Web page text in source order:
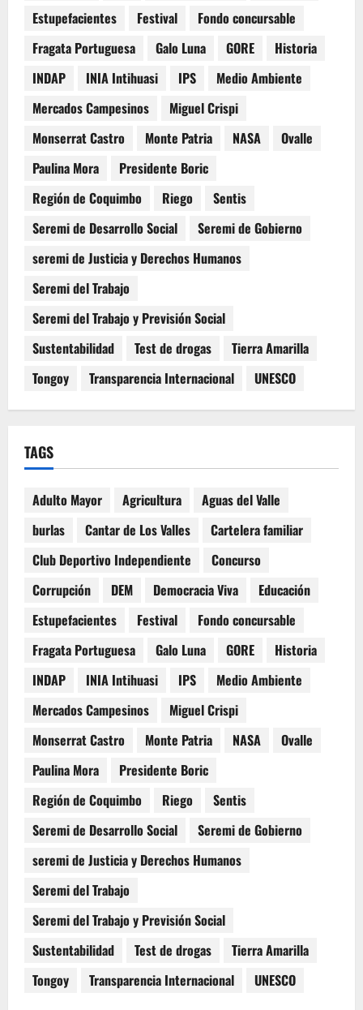
Estupefacientes Festival
Fondo concursable
Fragata Portuguesa
Galo Luna GORE
Historia
INDAP
INIA Intihuasi IPS
Medio Ambiente
Mercados Campesinos
Miguel Crispi
Monserrat Castro
Monte Patria NASA
Ovalle
Paulina Mora
Presidente Boric
Región de Coquimbo
Riego
Sentis
Seremi de Desarrollo Social
Seremi de Gobierno
seremi de Justicia y Derechos Humanos
Seremi del Trabajo
Seremi del Trabajo y Previsión Social
Sustentabilidad
Test de drogas
Tierra Amarilla
Tongoy
Transparencia Internacional UNESCO
TAGS
Adulto Mayor Agricultura
Aguas del Valle
burlas
Cantar de Los Valles
Cartelera familiar
Club Deportivo Independiente
Concurso
Corrupción
DEM Democracia Viva
Educación
Estupefacientes
Festival
Fondo concursable
Fragata Portuguesa
Galo Luna GORE
Historia
INDAP
INIA Intihuasi IPS
Medio Ambiente
Mercados Campesinos
Miguel Crispi
Monserrat Castro
Monte Patria NASA
Ovalle
Paulina Mora
Presidente Boric
Región de Coquimbo
Riego
Sentis
Seremi de Desarrollo Social
Seremi de Gobierno
seremi de Justicia y Derechos Humanos
Seremi del Trabajo
Seremi del Trabajo y Previsión Social
Sustentabilidad
Test de drogas
Tierra Amarilla
Tongoy
Transparencia Internacional UNESCO